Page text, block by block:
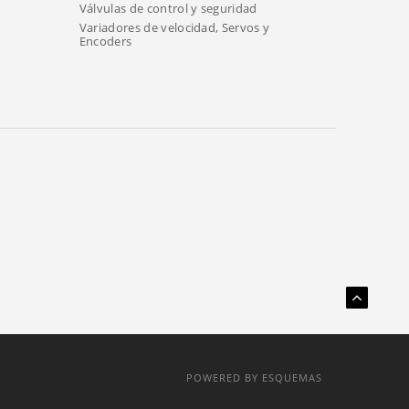
Válvulas de control y seguridad
Variadores de velocidad, Servos y
Encoders
POWERED BY ESQUEMAS